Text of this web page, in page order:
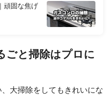
頑固な焦げ
ごと掃除はプロに
大掃除をしてもきれいにな